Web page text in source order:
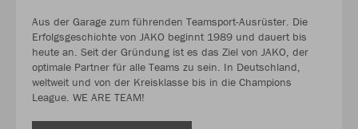
Aus der Garage zum führenden Teamsport-Ausrüster. Die
Erfolgsgeschichte von JAKO beginnt 1989 und dauert bis
heute an. Seit der Gründung ist es das Ziel von JAKO, der
optimale Partner für alle Teams zu sein. In Deutschland,
weltweit und von der Kreisklasse bis in die Champions
League. WE ARE TEAM!